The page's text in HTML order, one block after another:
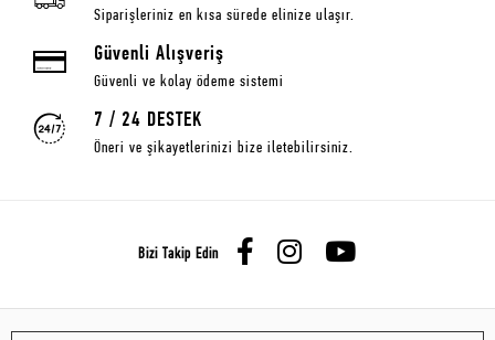
Siparişleriniz en kısa sürede elinize ulaşır.
Güvenli Alışveriş
Güvenli ve kolay ödeme sistemi
7 / 24 DESTEK
Öneri ve şikayetlerinizi bize iletebilirsiniz.
Bizi Takip Edin